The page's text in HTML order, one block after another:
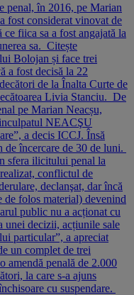
penal, în 2016, pe Marian
fost considerat vinovat de
fiica sa a fost angajată la
sa. Citește
Bolojan și face trei
a fost decisă la 22
de la Înalta Curte de
Livia Stanciu. De
pe Marian Neacșu,
NEACŞU
a decis ICCJ. Însă
de încercare de 30 de luni.
sfera ilicitului penal la
conflictul de
declanşat, dar încă
folos material) devenind
public nu a acționat cu
unei decizii, acțiunile sale
particular”, a apreciat
un complet de trei
amendă penală de 2.000
la care s-a ajuns
cu suspendare.